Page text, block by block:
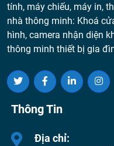
tính, máy chiếu, máy in,
nhà thông minh: Khoá
hình, camera nhận diện
thông minh thiết bị gia
Thông Tin
Địa chỉ: